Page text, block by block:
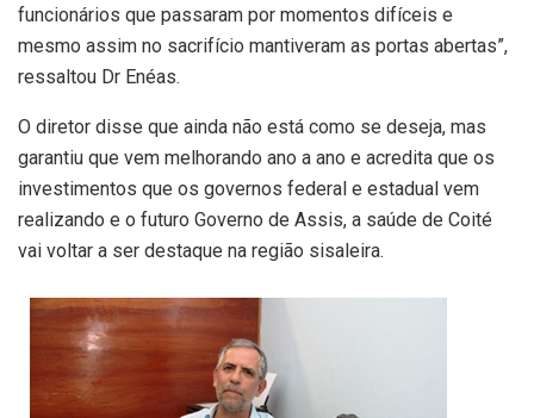
funcionários que passaram por momentos difíceis e
mesmo assim no sacrifício mantiveram as portas abertas”,
ressaltou Dr Enéas.
O diretor disse que ainda não está como se deseja, mas
garantiu que vem melhorando ano a ano e acredita que os
investimentos que os governos federal e estadual vem
realizando e o futuro Governo de Assis, a saúde de Coité
vai voltar a ser destaque na região sisaleira.